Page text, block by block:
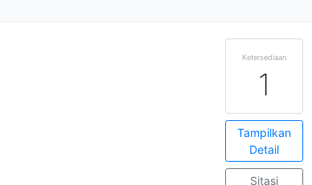
Ketersediaan
1
Tampilkan
Detail
Sitasi